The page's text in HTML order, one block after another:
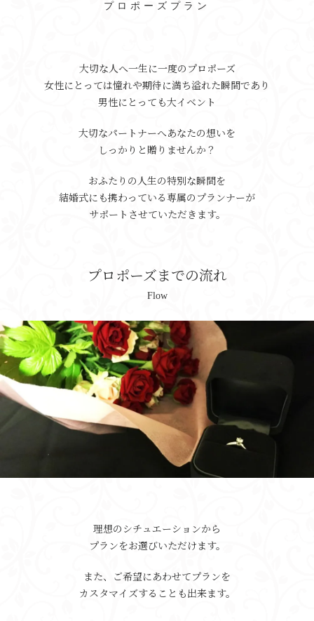
プロポーズプラン
大切な人へ一生に一度のプロポーズ
女性にとっては憧れや期待に満ち溢れた瞬間であり
男性にとっても大イベント
大切なパートナーへあなたの想いを
しっかりと贈りませんか？
おふたりの人生の特別な瞬間を
結婚式にも携わっている専属のプランナーが
サポートさせていただきます。
プロポーズまでの流れ
Flow
理想のシチュエーションから
プランをお選びいただけます。
また、ご希望にあわせてプランを
カスタマイズすることも出来ます。